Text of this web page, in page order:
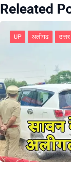
Releated
UP अलीगढ